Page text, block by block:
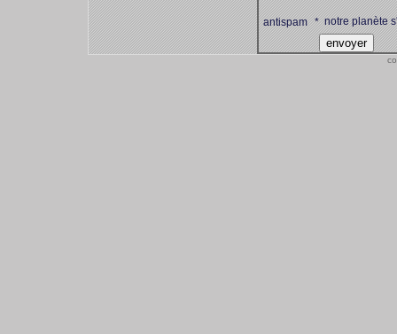
antispam *notre planète